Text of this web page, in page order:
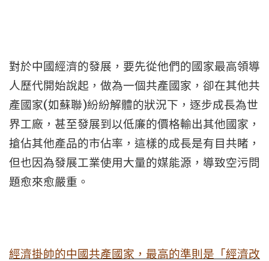
對於中國經濟的發展，要先從他們的國家最高領導
人歷代開始說起，做為一個共產國家，卻在其他共
產國家(如蘇聯)紛紛解體的狀況下，逐步成長為世
界工廠，甚至發展到以低廉的價格輸出其他國家，
搶佔其他產品的市佔率，這樣的成長是有目共睹，
但也因為發展工業使用大量的媒能源，導致空污問
題愈來愈嚴重。
經濟掛帥的中國共產國家，最高的準則是「經濟改